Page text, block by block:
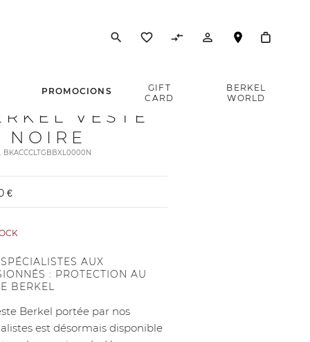
search favorite_border compare_arrows person_outline
PROMOCIONS
GIFT
CARD
BERKEL
WORLD
VESTE
NOIRE
BKACCCLTGBBXL0000N
€
AUX
: PROTECTION AU
BERKEL
Berkel portée par nos
est désormais disponible